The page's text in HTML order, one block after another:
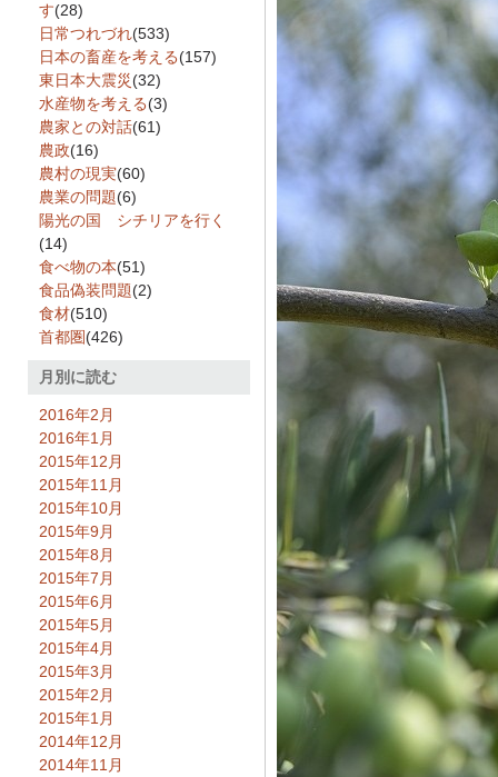
す(28)
日常つれづれ(533)
日本の畜産を考える(157)
東日本大震災(32)
水産物を考える(3)
農家との対話(61)
農政(16)
農村の現実(60)
農業の問題(6)
陽光の国 シチリアを行く
(14)
食べ物の本(51)
食品偽装問題(2)
食材(510)
首都圏(426)
月別に読む
2016年2月
2016年1月
2015年12月
2015年11月
2015年10月
2015年9月
2015年8月
2015年7月
2015年6月
2015年5月
2015年4月
2015年3月
2015年2月
2015年1月
2014年12月
2014年11月